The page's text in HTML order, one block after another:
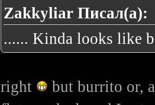
Zakkyliar Писал(а):
...... Kinda looks like
right
but burrito or,